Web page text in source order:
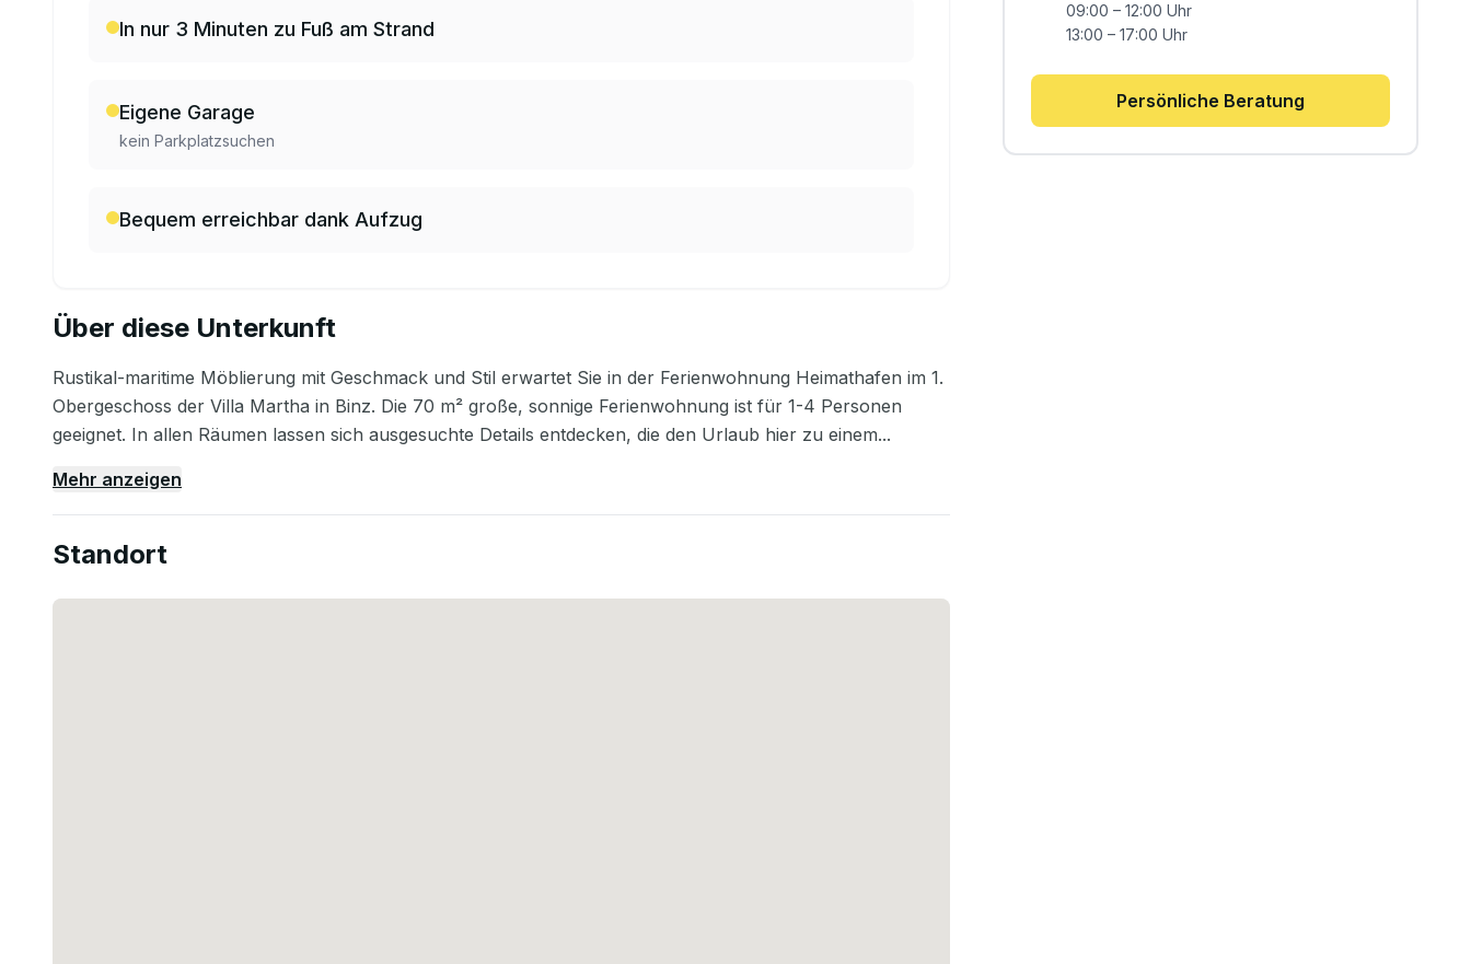
In nur 3 Minuten zu Fuß am Strand
Eigene Garage
kein Parkplatzsuchen
Bequem erreichbar dank Aufzug
Über diese Unterkunft
Rustikal-maritime Möblierung mit Geschmack und Stil erwartet Sie in der Ferienwohnung Heimathafen im 1.
Obergeschoss der Villa Martha in Binz. Die 70 m² große, sonnige Ferienwohnung ist für 1-4 Personen
geeignet. In allen Räumen lassen sich ausgesuchte Details entdecken, die den Urlaub hier zu einem...
Mehr anzeigen
Standort
09:00 – 12:00 Uhr
13:00 – 17:00 Uhr
Persönliche Beratung